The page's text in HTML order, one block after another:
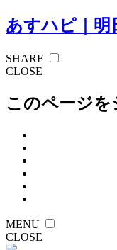
あすハピ｜明
SHARE
CLOSE
このページを
MENU
CLOSE